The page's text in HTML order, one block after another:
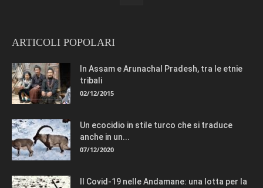
ARTICOLI POPOLARI
In Assam e Arunachal Pradesh, tra le etnie
tribali
02/12/2015
Un ecocidio in stile turco che si traduce
anche in un...
07/12/2020
Il Covid-19 nelle Andamane: una lotta per la